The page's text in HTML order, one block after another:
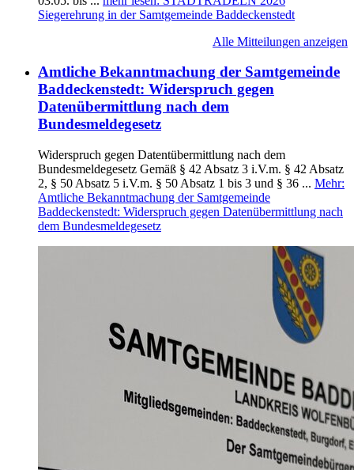
Siegerehrung in der Samtgemeinde Baddeckenstedt
Alle Mitteilungen anzeigen
Amtliche Bekanntmachung der Samtgemeinde
Baddeckenstedt: Widerspruch gegen
Datenübermittlung nach dem
Bundesmeldegesetz
Widerspruch gegen Datentübermittlung nach dem
Bundesmeldegesetz Gemäß § 42 Absatz 3 i.V.m. § 42 Absatz
2, § 50 Absatz 5 i.V.m. § 50 Absatz 1 bis 3 und § 36 ... Mehr:
Amtliche Bekanntmachung der Samtgemeinde
Baddeckenstedt: Widerspruch gegen Datenübermittlung nach
dem Bundesmeldegesetz